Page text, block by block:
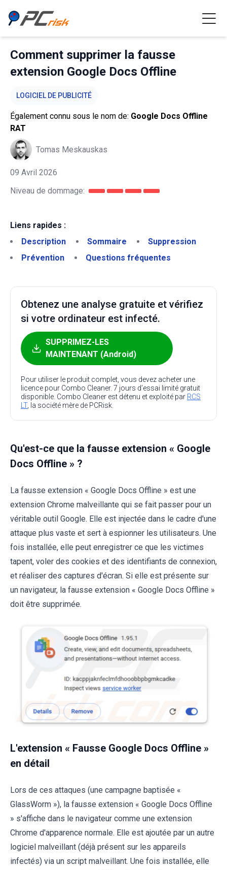
Comment supprimer la fausse
extension Google Docs Offline
LOGICIEL DE PUBLICITÉ
Également connu sous le nom de: Google Docs Offline
RAT
Tomas Meskauskas
09 Avril 2026
Niveau de dommage:
Liens rapides :
Description
Sommaire
Suppression
Prévention
Questions fréquentes
Obtenez une analyse gratuite et vérifiez
si votre ordinateur est infecté.
SUPPRIMEZ-LES
MAINTENANT (Android)
Pour utiliser le produit complet, vous devez acheter une
licence pour Combo Cleaner. 7 jours d’essai limité gratuit
disponible. Combo Cleaner est détenu et exploité par RCS
LT, la société mère de PCRisk.
Qu'est-ce que la fausse extension « Google
Docs Offline » ?
La fausse extension « Google Docs Offline » est une
extension Chrome malveillante qui se fait passer pour un
véritable outil Google. Elle est injectée dans le cadre d'une
attaque plus vaste et sert à espionner les utilisateurs. Une
fois installée, elle peut enregistrer ce que les victimes
tapent, voler des cookies et des identifiants de connexion,
et réaliser des captures d'écran. Si elle est présente sur
un navigateur, la fausse extension « Google Docs Offline »
doit être supprimée.
L'extension « Fausse Google Docs Offline »
en détail
Lors de ces attaques (une campagne baptisée «
GlassWorm »), la fausse extension « Google Docs Offline
» s'affiche dans le navigateur comme une extension
Chrome d'apparence normale. Elle est ajoutée par un autre
logiciel malveillant (déjà présent sur les appareils
infectés) via un script malveillant. Une fois installée, elle